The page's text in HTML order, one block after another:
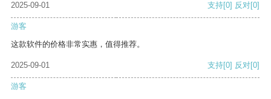
2025-09-01 支持[0] 反对[0]
游客
这款软件的价格非常实惠，值得推荐。
2025-09-01 支持[0] 反对[0]
游客